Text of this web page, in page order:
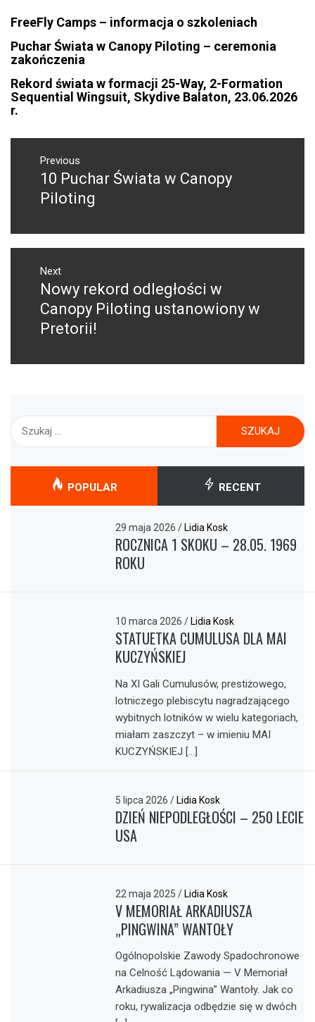
FreeFly Camps – informacja o szkoleniach
Puchar Świata w Canopy Piloting – ceremonia
zakończenia
Rekord świata w formacji 25-Way, 2-Formation
Sequential Wingsuit, Skydive Balaton, 23.06.2026
r.
NAWIGACJA
WPISUPrevious
Previous
post:
10 Puchar Świata w Canopy
Piloting
Next
Next
post:
Nowy rekord odległości w
Canopy Piloting ustanowiony w
Pretorii!
POPULAR RECENT
29 maja 2026/ Lidia Kosk
ROCZNICA 1 SKOKU – 28.05. 1969
ROKU
10 marca 2026/ Lidia Kosk
STATUETKA CUMULUSA DLA MAI
KUCZYŃSKIEJ
Na XI Gali Cumulusów, prestiżowego,
lotniczego plebiscytu nagradzającego
wybitnych lotników w wielu kategoriach,
miałam zaszczyt – w imieniu MAI
KUCZYŃSKIEJ […]
5 lipca 2026/ Lidia Kosk
DZIEŃ NIEPODLEGŁOŚCI – 250 LECIE
USA
22 maja 2025/ Lidia Kosk
V MEMORIAŁ ARKADIUSZA
„PINGWINA” WANTOŁY
Ogólnopolskie Zawody Spadochronowe
na Celność Lądowania — V Memoriał
Arkadiusza „Pingwina” Wantoły. Jak co
roku, rywalizacja odbędzie się w dwóch